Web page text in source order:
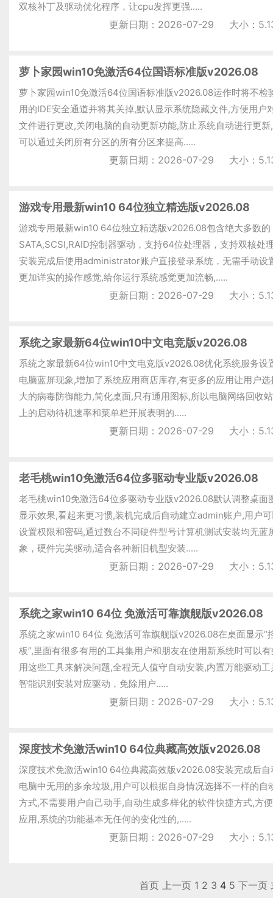
双核补丁及驱动优化程序，让cpu发挥更强.....
更新日期：2026-07-29 大小：
萝卜家园win10免激活64位国语标准版v2026.08
萝卜家园win10免激活64位国语标准版v2026.08运作时将不检
用的IDE安全通道并将其关掉,默认显示系统隐藏文件,方便用户
文件进行更改,关闭电脑的自动更新功能,防止系统自动进行更新
可以通过关闭所有分区的所有分区来提高.....
更新日期：2026-07-29 大小：
游戏专用最新win10 64位独立精选版v2026.08
游戏专用最新win10 64位独立精选版v2026.08包含绝大多数的
SATA,SCSI,RAID控制器驱动，支持64位处理器，支持双核处
安装完成后使用administrator账户直接登录系统，无需手动设
更加详实的操作感觉,给你运行系统感觉更加流畅,.....
更新日期：2026-07-29 大小：
系统之家最新64位win10中文电竞版v2026.08
系统之家最新64位win10中文电竞版v2026.08优化系统服务设
电脑蓝屏现象,增加了系统应用商店库存,有更多的应用让用户
大的病毒防御能力,简化桌面,只有通用图标,所以电脑网络回收
上的启动待机速率和菜单栏开展表明的.....
更新日期：2026-07-29 大小：
老毛桃win10免激活64位多驱动专业版v2026.08
老毛桃win10免激活64位多驱动专业版v2026.08默认调整桌面
显示效果,看起来更习惯,装机完成后自动建立admin账户,用户
设置权限和密码,通过数台不同硬件型号计算机测试安装均无蓝
象，硬件完美驱动,适合各种新旧机型安装.....
更新日期：2026-07-29 大小：
系统之家win10 64位 免激活可靠旗舰版v2026.08
系统之家win10 64位 免激活可靠旗舰版v2026.08在桌面显示“
板”,里面有很多有用的工具集用户和朋友在使用新系统时可以
用这些工具来解决问题,全程无人值守自动安装,内置万能驱动
智能识别安装对应驱动，免除用户.....
更新日期：2026-07-29 大小：
深度技术免激活win10 64位典藏高效版v2026.08
深度技术免激活win10 64位典藏高效版v2026.08安装完成后自
电脑中无用的多余垃圾,用户可以根据自身情况选择不一样的自
方式,不需要用户自己动手,自动生成多样化的软件快捷方式,方
应用,系统的功能基本无任何的变化性的,.....
更新日期：2026-07-29 大小：
首页 上一页 1 2 3 4 5 下一页